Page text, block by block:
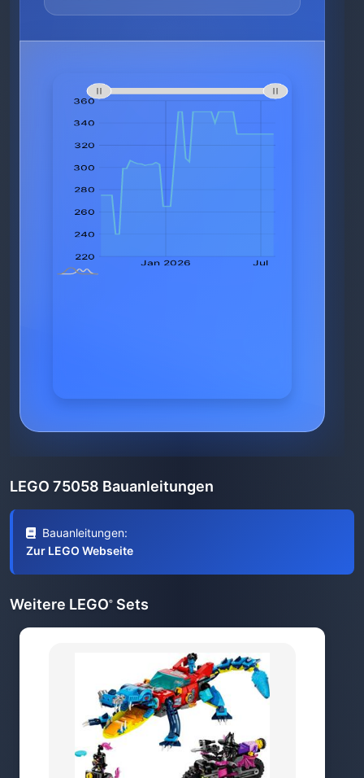
LEGO 75058 Bauanleitungen
Bauanleitungen:
Zur LEGO Webseite
Weitere LEGO® Sets